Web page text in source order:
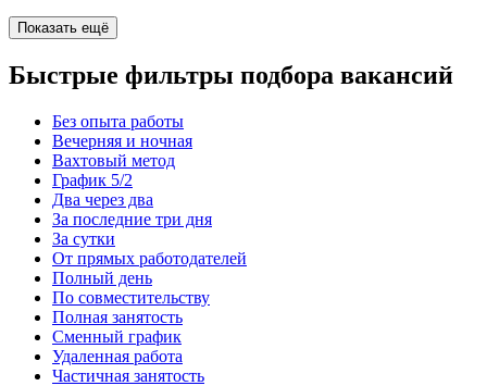
Показать ещё
Быстрые фильтры подбора вакансий
Без опыта работы
Вечерняя и ночная
Вахтовый метод
График 5/2
Два через два
За последние три дня
За сутки
От прямых работодателей
Полный день
По совместительству
Полная занятость
Сменный график
Удаленная работа
Частичная занятость